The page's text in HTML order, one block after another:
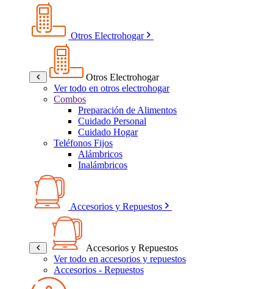
Otros Electrohogar
Otros Electrohogar
Ver todo en otros electrohogar
Combos
Preparación de Alimentos
Cuidado Personal
Cuidado Hogar
Teléfonos Fijos
Alámbricos
Inalámbricos
Accesorios y Repuestos
Accesorios y Repuestos
Ver todo en accesorios y repuestos
Accesorios - Repuestos